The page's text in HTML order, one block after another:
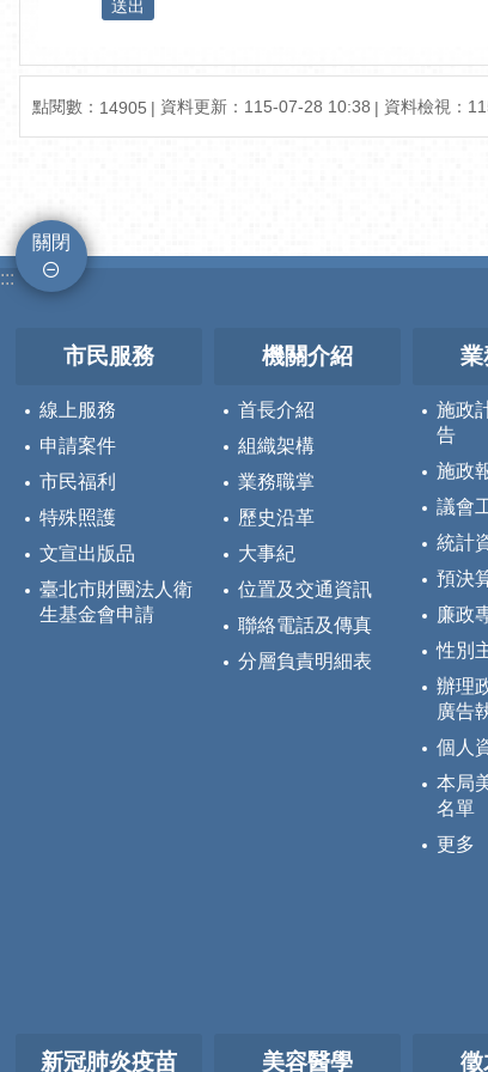
點閱數： 14905 資料更新： 115-07-28 10:38 資料檢視：
關閉
:::
市民服務
線上服務
申請案件
市民福利
特殊照護
文宣出版品
臺北市財團法人衛
生基金會申請
機關介紹
首長介紹
組織架構
業務職掌
歷史沿革
大事紀
位置及交通資訊
聯絡電話及傳真
分層負責明細表
業
施政
告
施政
議會
統計
預決
廉政
性別
辦理
廣告
個人
本局
名單
更多
新冠肺炎疫苗 美容醫學 徵